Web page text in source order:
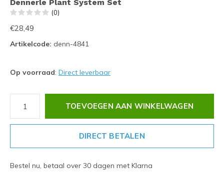
Dennerle Plant System Set
(0)
€28,49
Artikelcode: denn-4841
Op voorraad: Direct leverbaar
TOEVOEGEN AAN WINKELWAGEN
DIRECT BETALEN
Bestel nu, betaal over 30 dagen met Klarna